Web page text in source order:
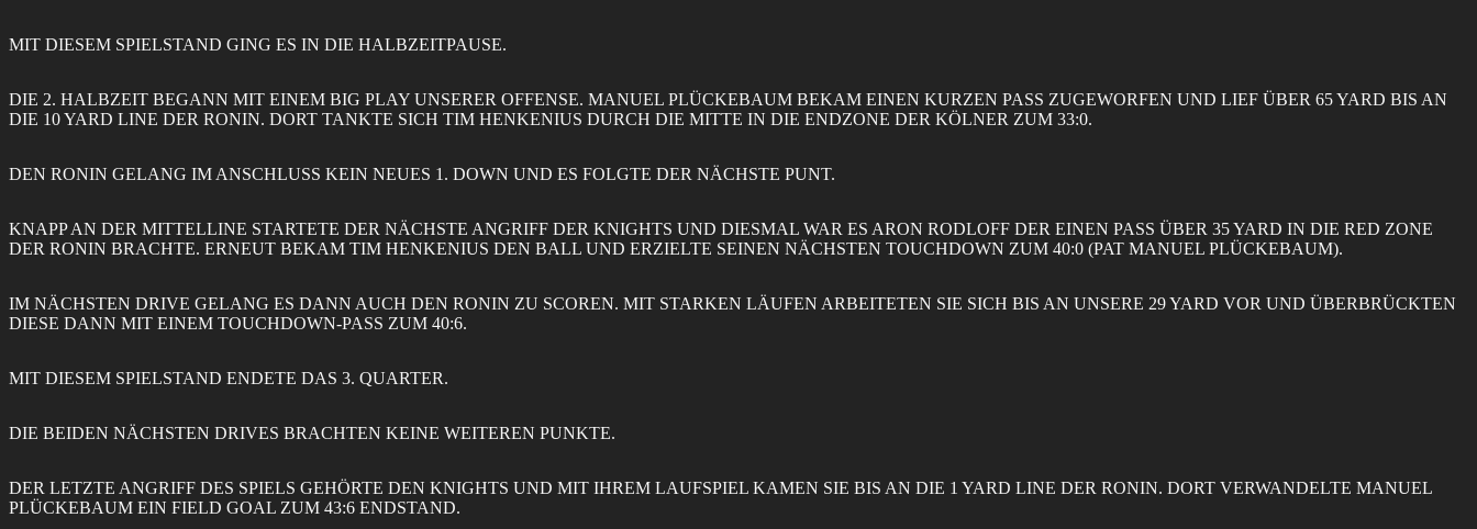
MIT DIESEM SPIELSTAND GING ES IN DIE HALBZEITPAUSE.
DIE 2. HALBZEIT BEGANN MIT EINEM BIG PLAY UNSERER OFFENSE. MANUEL PLÜCKEBAUM BEKAM EINEN KURZEN PASS ZUGEWORFEN UND LIEF ÜBER 65 YARD BIS AN
DIE 10 YARD LINE DER RONIN. DORT TANKTE SICH TIM HENKENIUS DURCH DIE MITTE IN DIE ENDZONE DER KÖLNER ZUM 33:0.
DEN RONIN GELANG IM ANSCHLUSS KEIN NEUES 1. DOWN UND ES FOLGTE DER NÄCHSTE PUNT.
KNAPP AN DER MITTELLINE STARTETE DER NÄCHSTE ANGRIFF DER KNIGHTS UND DIESMAL WAR ES ARON RODLOFF DER EINEN PASS ÜBER 35 YARD IN DIE RED ZONE
DER RONIN BRACHTE. ERNEUT BEKAM TIM HENKENIUS DEN BALL UND ERZIELTE SEINEN NÄCHSTEN TOUCHDOWN ZUM 40:0 (PAT MANUEL PLÜCKEBAUM).
IM NÄCHSTEN DRIVE GELANG ES DANN AUCH DEN RONIN ZU SCOREN. MIT STARKEN LÄUFEN ARBEITETEN SIE SICH BIS AN UNSERE 29 YARD VOR UND ÜBERBRÜCKTEN
DIESE DANN MIT EINEM TOUCHDOWN-PASS ZUM 40:6.
MIT DIESEM SPIELSTAND ENDETE DAS 3. QUARTER.
DIE BEIDEN NÄCHSTEN DRIVES BRACHTEN KEINE WEITEREN PUNKTE.
DER LETZTE ANGRIFF DES SPIELS GEHÖRTE DEN KNIGHTS UND MIT IHREM LAUFSPIEL KAMEN SIE BIS AN DIE 1 YARD LINE DER RONIN. DORT VERWANDELTE MANUEL
PLÜCKEBAUM EIN FIELD GOAL ZUM 43:6 ENDSTAND.